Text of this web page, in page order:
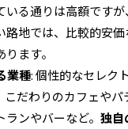
いる通りは高額です
路地では、比較的安
ます。
業種: 個性的なセレク
こだわりのカフェやパ
ンやバーなど。 独自